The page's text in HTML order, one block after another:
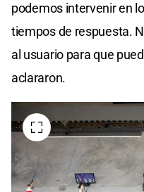
podemos intervenir en
tiempos de respuesta.
al usuario para que
aclararon.